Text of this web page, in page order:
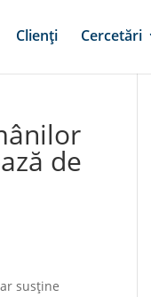
Clienți Cercetări
de
susține